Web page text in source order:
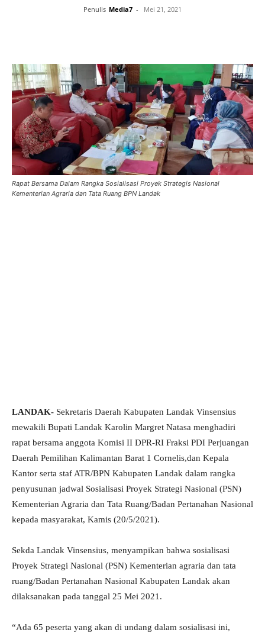
Penulis Media7 - Mei 21, 2021
Rapat Bersama Dalam Rangka Sosialisasi Proyek Strategis Nasional
Kementerian Agraria dan Tata Ruang BPN Landak
LANDAK- Sekretaris Daerah Kabupaten Landak Vinsensius
mewakili Bupati Landak Karolin Margret Natasa menghadiri
rapat bersama anggota Komisi II DPR-RI Fraksi PDI Perjuangan
Daerah Pemilihan Kalimantan Barat 1 Cornelis,dan Kepala
Kantor serta staf ATR/BPN Kabupaten Landak dalam rangka
penyusunan jadwal Sosialisasi Proyek Strategi Nasional (PSN)
Kementerian Agraria dan Tata Ruang/Badan Pertanahan Nasional
kepada masyarakat, Kamis (20/5/2021).
Sekda Landak Vinsensius, menyampikan bahwa sosialisasi
Proyek Strategi Nasional (PSN) Kementerian agraria dan tata
ruang/Badan Pertanahan Nasional Kabupaten Landak akan
dilaksanakan pada tanggal 25 Mei 2021.
“Ada 65 peserta yang akan di undang dalam sosialisasi ini,